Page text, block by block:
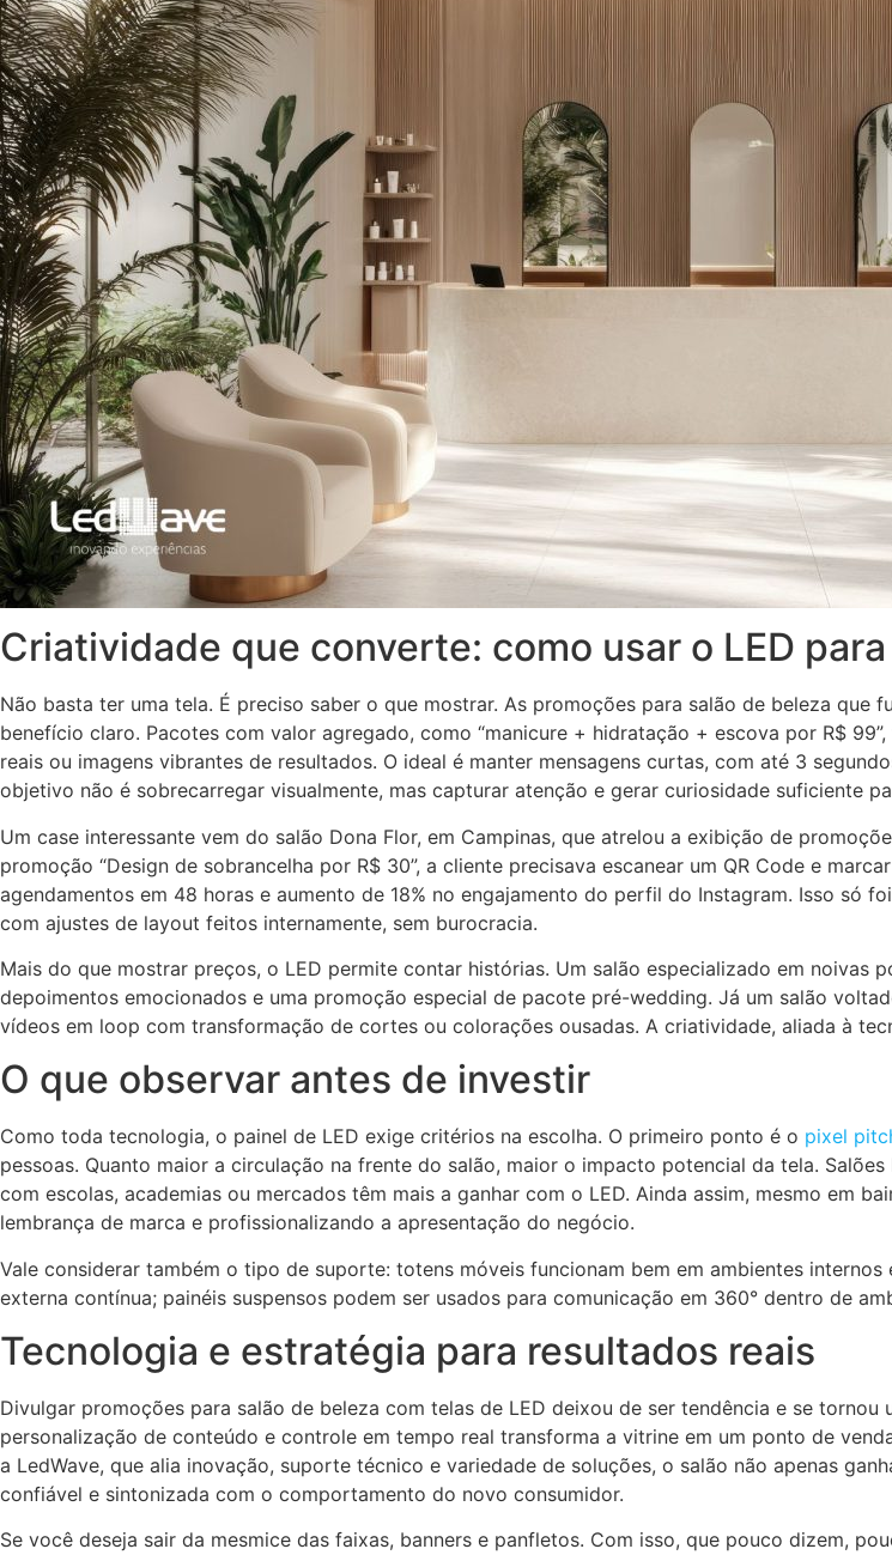
Criatividade que converte: como usar o LED
Não basta ter uma tela. É preciso saber o que mostrar. As promoções para salão de beleza que
benefício claro. Pacotes com valor agregado, como “manicure + hidratação + escova por R$
reais ou imagens vibrantes de resultados. O ideal é manter mensagens curtas, com até 3
objetivo não é sobrecarregar visualmente, mas capturar atenção e gerar curiosidade suficiente
Um case interessante vem do salão Dona Flor, em Campinas, que atrelou a exibição de
promoção “Design de sobrancelha por R$ 30”, a cliente precisava escanear um QR Code e
agendamentos em 48 horas e aumento de 18% no engajamento do perfil do Instagram. Isso só
com ajustes de layout feitos internamente, sem burocracia.
Mais do que mostrar preços, o LED permite contar histórias. Um salão especializado em
depoimentos emocionados e uma promoção especial de pacote pré-wedding. Já um salão
vídeos em loop com transformação de cortes ou colorações ousadas. A criatividade, aliada à
O que observar antes de investir
Como toda tecnologia, o painel de LED exige critérios na escolha. O primeiro ponto é o pixel
pessoas. Quanto maior a circulação na frente do salão, maior o impacto potencial da tela.
com escolas, academias ou mercados têm mais a ganhar com o LED. Ainda assim, mesmo em
lembrança de marca e profissionalizando a apresentação do negócio.
Vale considerar também o tipo de suporte: totens móveis funcionam bem em ambientes
externa contínua; painéis suspensos podem ser usados para comunicação em 360° dentro de
Tecnologia e estratégia para resultados reais
Divulgar promoções para salão de beleza com telas de LED deixou de ser tendência e se
personalização de conteúdo e controle em tempo real transforma a vitrine em um ponto de
a LedWave, que alia inovação, suporte técnico e variedade de soluções, o salão não apenas
confiável e sintonizada com o comportamento do novo consumidor.
Se você deseja sair da mesmice das faixas, banners e panfletos. Com isso, que pouco dizem,